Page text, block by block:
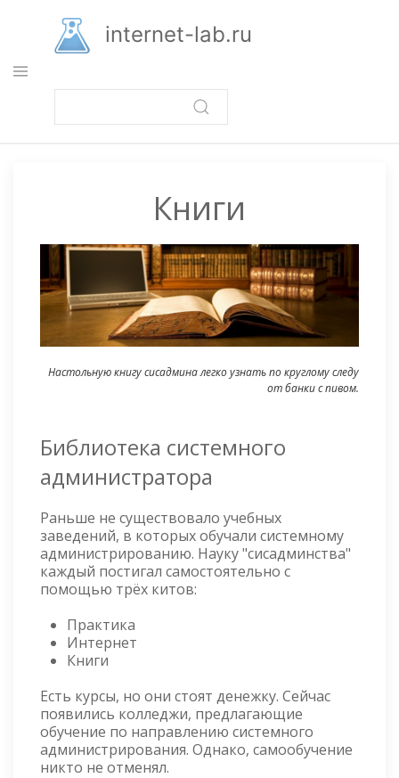
основному
содержанию
internet-lab.ru
Книги
Настольную книгу сисадмина легко узнать по круглому следу
от банки с пивом.
Библиотека системного
администратора
Раньше не существовало учебных
заведений, в которых обучали системному
администрированию. Науку "сисадминства"
каждый постигал самостоятельно с
помощью трёх китов:
Практика
Интернет
Книги
Есть курсы, но они стоят денежку. Сейчас
появились колледжи, предлагающие
обучение по направлению системного
администрирования. Однако, самообучение
никто не отменял.